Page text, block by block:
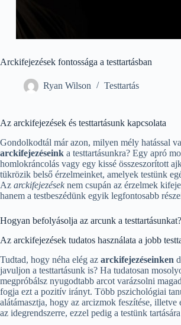
Arckifejezések fontossága a testtartásban
Ryan Wilson Testtartás
Az arckifejezések és testtartásunk kapcsolata
Gondolkodtál már azon, milyen mély hatással
arckifejezéseink a testtartásunkra? Egy apró
homlokráncolás vagy egy kissé összeszorított
tükrözik belső érzelmeinket, amelyek testünk
Az arckifejezések nem csupán az érzelmek
hanem a testbeszédünk egyik legfontosabb
Hogyan befolyásolja az arcunk a testtartásunkat?
Az arckifejezések tudatos használata a jobb
Tudtad, hogy néha elég az arckifejezéseinken
javuljon a testtartásunk is? Ha tudatosan
megpróbálsz nyugodtabb arcot varázsolni
fogja ezt a pozitív irányt. Több pszichológiai
alátámasztja, hogy az arcizmok feszítése, illetve
az idegrendszerre, ezzel pedig a testünk